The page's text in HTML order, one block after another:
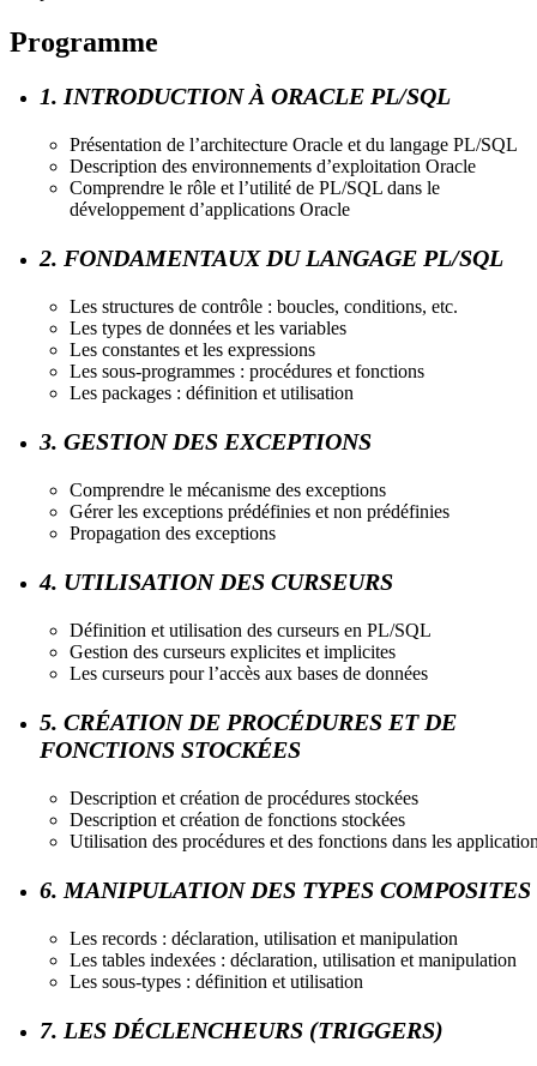
Programme
1. INTRODUCTION À ORACLE PL/SQL
Présentation de l’architecture Oracle et du langage PL/SQL
Description des environnements d’exploitation Oracle
Comprendre le rôle et l’utilité de PL/SQL dans le
développement d’applications Oracle
2. FONDAMENTAUX DU LANGAGE PL/SQL
Les structures de contrôle : boucles, conditions, etc.
Les types de données et les variables
Les constantes et les expressions
Les sous-programmes : procédures et fonctions
Les packages : définition et utilisation
3. GESTION DES EXCEPTIONS
Comprendre le mécanisme des exceptions
Gérer les exceptions prédéfinies et non prédéfinies
Propagation des exceptions
4. UTILISATION DES CURSEURS
Définition et utilisation des curseurs en PL/SQL
Gestion des curseurs explicites et implicites
Les curseurs pour l’accès aux bases de données
5. CRÉATION DE PROCÉDURES ET DE
FONCTIONS STOCKÉES
Description et création de procédures stockées
Description et création de fonctions stockées
Utilisation des procédures et des fonctions dans les
6. MANIPULATION DES TYPES COMPOSITES
Les records : déclaration, utilisation et manipulation
Les tables indexées : déclaration, utilisation et manipulation
Les sous-types : définition et utilisation
7. LES DÉCLENCHEURS (TRIGGERS)